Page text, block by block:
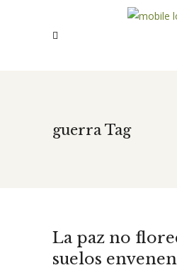
guerra Tag
La paz no
suelos